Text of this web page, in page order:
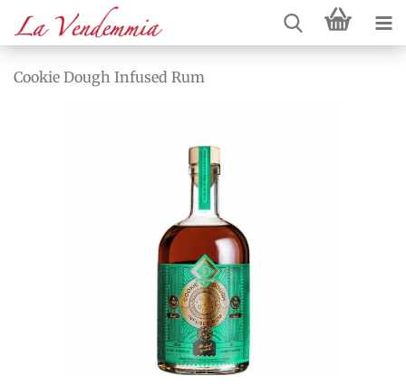
Cookie Dough Infused Rum